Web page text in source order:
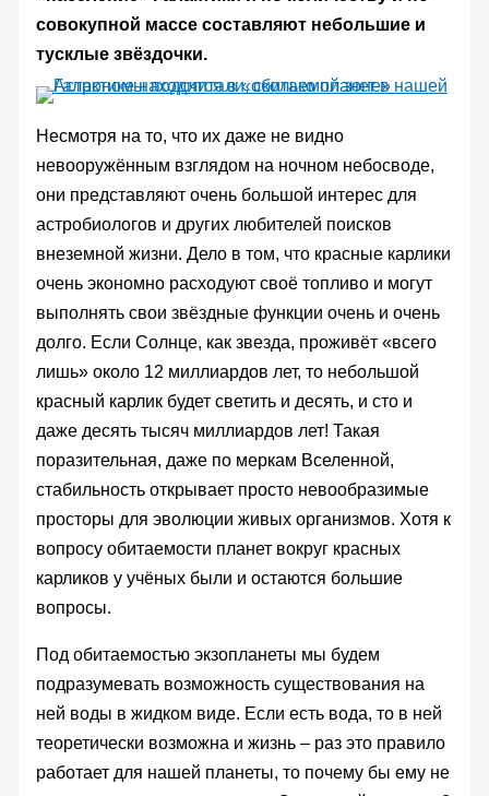
совокупной массе составляют небольшие и
тусклые звёздочки.
Несмотря на то, что их даже не видно
невооружённым взглядом на ночном небосводе,
они представляют очень большой интерес для
астробиологов и других любителей поисков
внеземной жизни. Дело в том, что красные карлики
очень экономно расходуют своё топливо и могут
выполнять свои звёздные функции очень и очень
долго. Если Солнце, как звезда, проживёт «всего
лишь» около 12 миллиардов лет, то небольшой
красный карлик будет светить и десять, и сто и
даже десять тысяч миллиардов лет! Такая
поразительная, даже по меркам Вселенной,
стабильность открывает просто невообразимые
просторы для эволюции живых организмов. Хотя к
вопросу обитаемости планет вокруг красных
карликов у учёных были и остаются большие
вопросы.
Под обитаемостью экзопланеты мы будем
подразумевать возможность существования на
ней воды в жидком виде. Если есть вода, то в ней
теоретически возможна и жизнь – раз это правило
работает для нашей планеты, то почему бы ему не